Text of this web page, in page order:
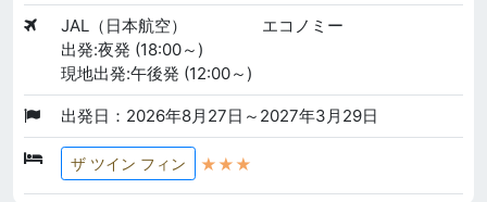
JAL（日本航空）
エコノミー
出発:夜発 (18:00～)
現地出発:午後発 (12:00～)
出発日：2026年8月27日～2027年3月29日
ザ ツイン フィン ★★★